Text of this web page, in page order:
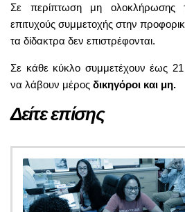
Σε περίπτωση μη ολοκλήρωσης
επιτυχούς συμμετοχής στην
τα δίδακτρα δεν επιστρέφονται.
Σε κάθε κύκλο συμμετέχουν έως
να λάβουν μέρος δικηγόροι και μη.
Δείτε επίσης